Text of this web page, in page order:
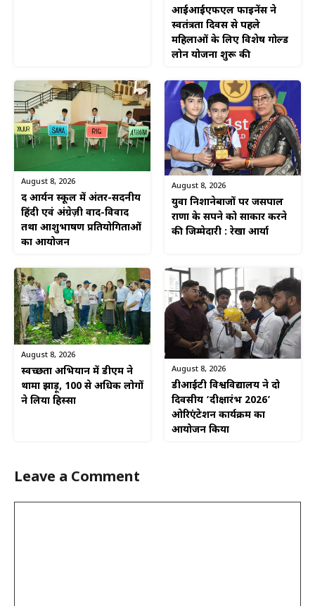
आईआईएफएल फाइनेंस ने
स्वतंत्रता दिवस से पहले
महिलाओं के लिए विशेष गोल्ड
लोन योजना शुरू की
August 8, 2026
द आर्यन स्कूल में अंतर-सदनीय
हिंदी एवं अंग्रेज़ी वाद-विवाद
तथा आशुभाषण प्रतियोगिताओं
का आयोजन
August 8, 2026
युवा निशानेबाजों पर जसपाल
राणा के सपने को साकार करने
की जिम्मेदारी : रेखा आर्या
August 8, 2026
स्वच्छता अभियान में डीएम ने
थामा झाड़ू, 100 से अधिक लोगों
ने लिया हिस्सा
August 8, 2026
डीआईटी विश्वविद्यालय ने दो
दिवसीय ‘दीक्षारंभ 2026’
ओरिएंटेशन कार्यक्रम का
आयोजन किया
Leave a Comment